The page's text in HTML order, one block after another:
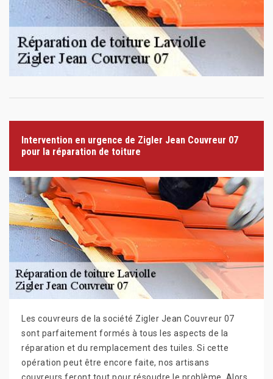
Intervention en urgence de Zigler Jean Couvreur 07
pour la réparation de toiture
Les couvreurs de la société Zigler Jean Couvreur 07
sont parfaitement formés à tous les aspects de la
réparation et du remplacement des tuiles. Si cette
opération peut être encore faite, nos artisans
couvreurs feront tout pour résoudre le problème. Alors